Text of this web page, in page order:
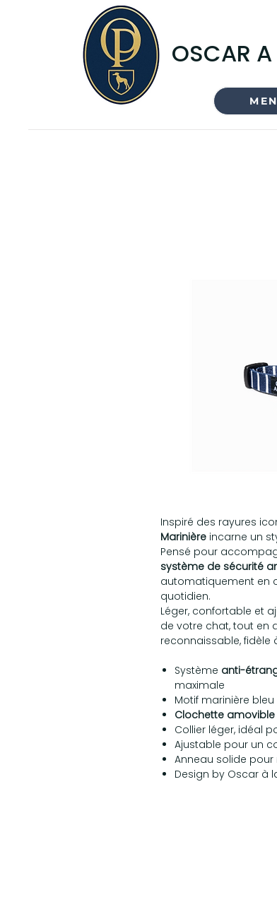
OSCAR A
Inspiré des rayures
Marinière incarne un
Pensé pour
système de sécurité
automatiquement en
quotidien.
Léger, confortable et
de votre chat, tout en
reconnaissable, fidèle
Système anti-
maximale
Motif marinière
Clochette amovible
Collier léger, idéal
Ajustable pour un
Anneau solide pour
Design by Oscar à